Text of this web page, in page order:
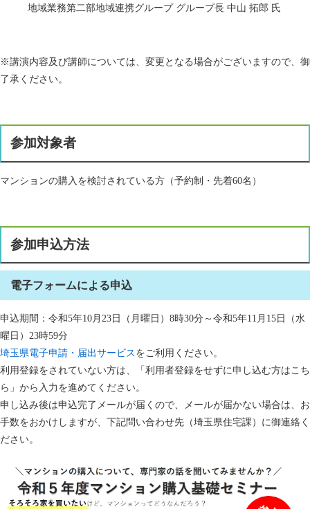
地域業務第二部地域連携グループ グループ長 中山 拓郎 氏
※講演内容及び講師については、変更となる場合がございますので、御
了承ください。
参加対象者
マンションの購入を検討されている方（予約制・先着60名）
参加申込方法
電子フォームによる申込
申込期間：令和5年10月23日（月曜日）8時30分～令和5年11月15日（水
曜日）23時59分
埼玉県電子申請・届出サービス をご利用ください。
利用登録をされていない方は、「利用者登録をせずに申し込む方はこち
ら」から入力を進めてください。
申し込み後は申込完了メールが届くので、メールが届かない場合は、お
手数をおかけしますが、下記問い合わせ先（埼玉県住宅課）に御連絡く
ださい。